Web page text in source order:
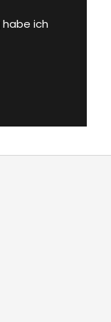
habe ich